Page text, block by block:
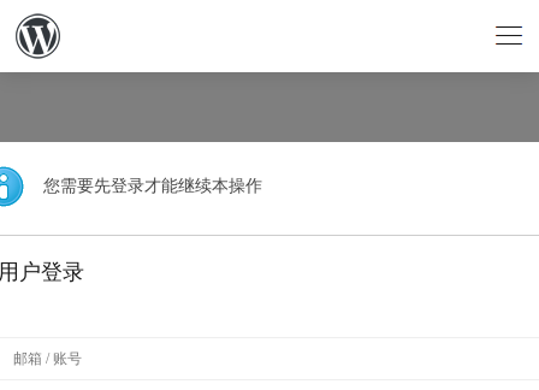
您需要先登录才能继续本操作
户登录